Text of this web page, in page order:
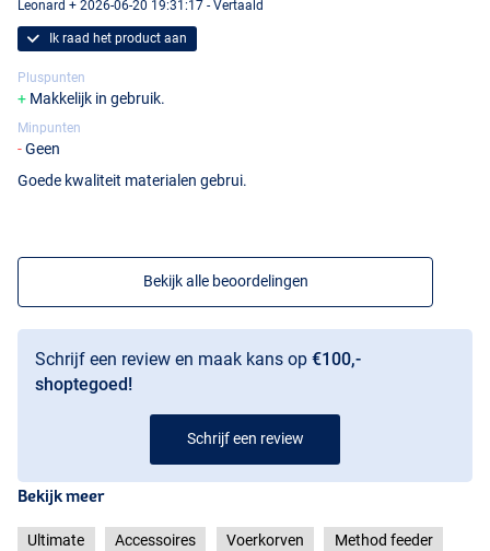
Leonard + 2026-06-20 19:31:17 - Vertaald
Ik raad het product aan
Pluspunten
Makkelijk in gebruik.
Minpunten
Geen
Goede kwaliteit materialen gebrui.
Bekijk alle beoordelingen
Schrijf een review en maak kans op €100,-
shoptegoed!
Schrijf een review
Bekijk meer
Ultimate Accessoires Voerkorven Method feeder